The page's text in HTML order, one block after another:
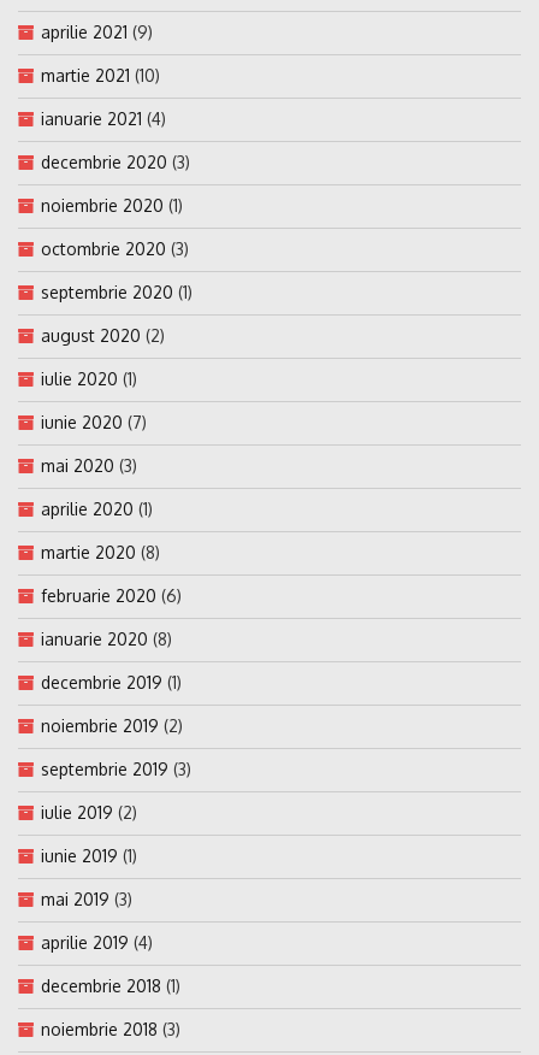
aprilie 2021 (9)
martie 2021 (10)
ianuarie 2021 (4)
decembrie 2020 (3)
noiembrie 2020 (1)
octombrie 2020 (3)
septembrie 2020 (1)
august 2020 (2)
iulie 2020 (1)
iunie 2020 (7)
mai 2020 (3)
aprilie 2020 (1)
martie 2020 (8)
februarie 2020 (6)
ianuarie 2020 (8)
decembrie 2019 (1)
noiembrie 2019 (2)
septembrie 2019 (3)
iulie 2019 (2)
iunie 2019 (1)
mai 2019 (3)
aprilie 2019 (4)
decembrie 2018 (1)
noiembrie 2018 (3)